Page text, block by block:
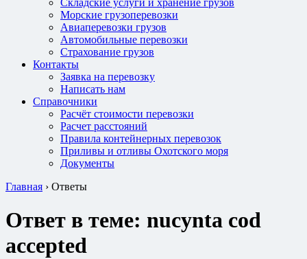
Складские услуги и хранение грузов
Морские грузоперевозки
Авиаперевозки грузов
Автомобильные перевозки
Страхование грузов
Контакты
Заявка на перевозку
Написать нам
Справочники
Расчёт стоимости перевозки
Расчет расстояний
Правила контейнерных перевозок
Приливы и отливы Охотского моря
Документы
Главная › Ответы
Ответ в теме: nucynta cod
accepted